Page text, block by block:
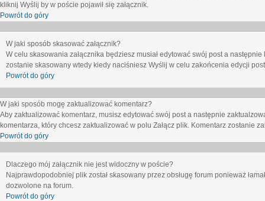
kliknij Wyślij by w poście pojawił się załącznik.
Powrót do góry
W jaki sposób skasować załącznik?
W celu skasowania załącznika będziesz musiał edytować swój post a
zostanie skasowany wtedy kiedy naciśniesz Wyślij w celu zakońcenia edycji
Powrót do góry
W jaki sposób mogę zaktualizować komentarz?
Aby zaktualizować komentarz, musisz edytować swój post a następnie
komentarza, który chcesz zaktualizować w polu Załącz plik. Komentarz zostanie
Powrót do góry
Dlaczego mój załącznik nie jest widoczny w poście?
Najprawdopodobniej plik został skasowany przez obsługę forum ponieważ
dozwolone na forum.
Powrót do góry